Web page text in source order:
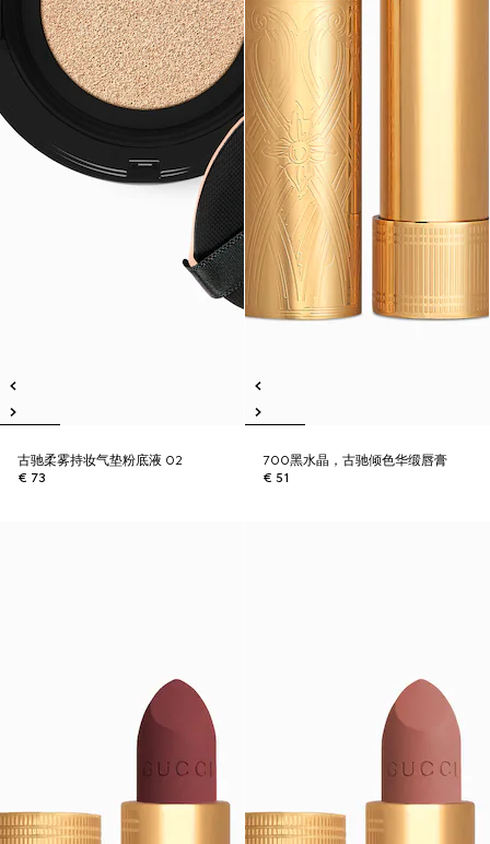
古驰柔雾持妆气垫粉底液 02
€ 73
700黑水晶，古驰倾色华缎唇膏
€ 51